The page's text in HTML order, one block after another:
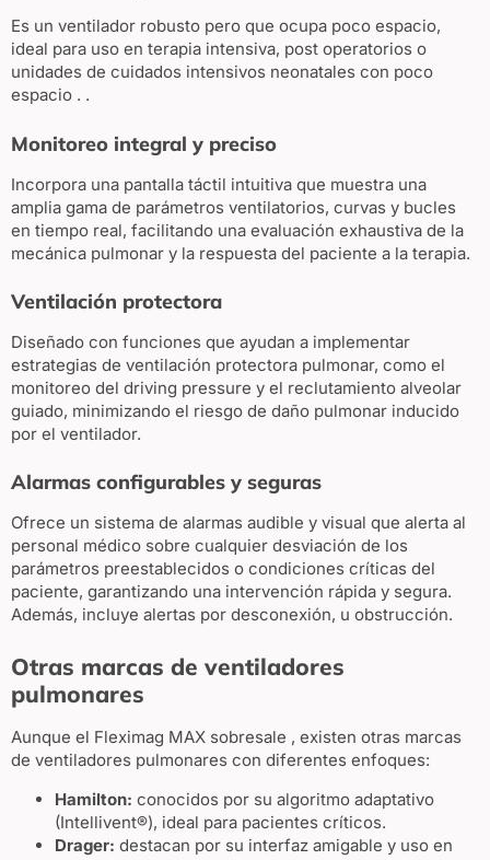
Es un ventilador robusto pero que ocupa poco espacio,
ideal para uso en terapia intensiva, post operatorios o
unidades de cuidados intensivos neonatales con poco
espacio . .
Monitoreo integral y preciso
Incorpora una pantalla táctil intuitiva que muestra una
amplia gama de parámetros ventilatorios, curvas y bucles
en tiempo real, facilitando una evaluación exhaustiva de la
mecánica pulmonar y la respuesta del paciente a la terapia.
Ventilación protectora
Diseñado con funciones que ayudan a implementar
estrategias de ventilación protectora pulmonar, como el
monitoreo del driving pressure y el reclutamiento alveolar
guiado, minimizando el riesgo de daño pulmonar inducido
por el ventilador.
Alarmas configurables y seguras
Ofrece un sistema de alarmas audible y visual que alerta al
personal médico sobre cualquier desviación de los
parámetros preestablecidos o condiciones críticas del
paciente, garantizando una intervención rápida y segura.
Además, incluye alertas por desconexión, u obstrucción.
Otras marcas de ventiladores
pulmonares
Aunque el Fleximag MAX sobresale , existen otras marcas
de ventiladores pulmonares con diferentes enfoques:
Hamilton: conocidos por su algoritmo adaptativo
(Intellivent®), ideal para pacientes críticos.
Drager: destacan por su interfaz amigable y uso en